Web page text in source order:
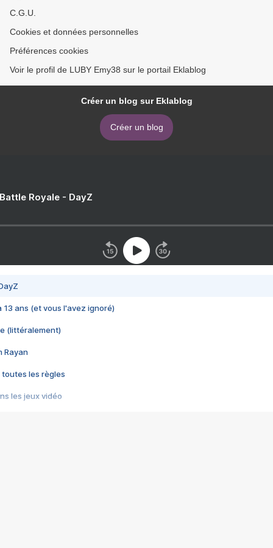
C.G.U.
Cookies et données personnelles
Préférences cookies
Voir le profil de LUBY Emy38 sur le portail Eklablog
Créer un blog sur Eklablog
Créer un blog
Royale - DayZ
13 ans (et vous l'avez ignoré)
(littéralement)
Rayan
toutes les règles
les jeux vidéo